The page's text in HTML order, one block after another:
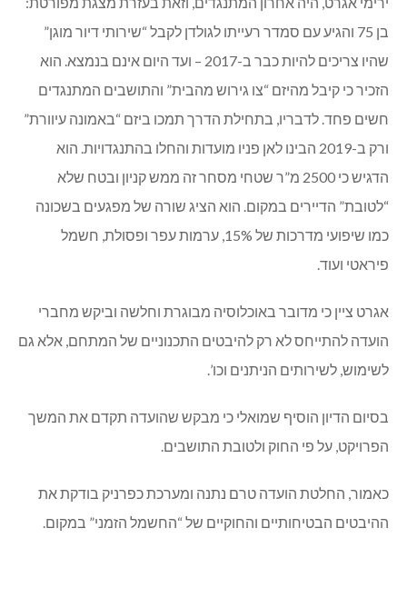
בן 75 והגיע עם סמדר רעייתו לגולדן לקבל “שירותי דיור מוגן”
שהיו צריכים להיות כבר ב-2017 – ועד היום אינם בנמצא. הוא
הזכיר כי קיבל מהיזם “צו גירוש מהבית” והתושבים המתנגדים
חשים פחד. לדבריו, בתחילת הדרך תמכו ביזם “באמונה עיוורת”
ורק ב-2019 הבינו לאן פניו מועדות והחלו בהתנגדויות. הוא
הדגיש כי 2500 מ”ר שטחי מסחר זה ממש קניון ובטח שלא
“לטובת” הדיירים במקום. הוא הציג שורה של מפגעים בשכונה
כמו שיפועי מדרכות של 15%, ערמות עפר ופסולת, חשמל
פיראטי ועוד.
אגרט ציין כי מדובר באוכלוסיה מבוגרת וחלשה וביקש מחברי
הועדה להתייחס לא רק להיבטים התכנוניים של המתחם, אלא גם
לשימוש, לשירותים הניתנים וכו’.
בסיום הדיון הוסיף שמואלי כי מבקש שהועדה תקדם את המשך
הפרויקט, על פי החוק ולטובת התושבים.
כאמור, החלטת הועדה טרם נתנה ומערכת כפרניק בודקת את
ההיבטים הבטיחותיים והחוקיים של “החשמל הזמני” במקום.